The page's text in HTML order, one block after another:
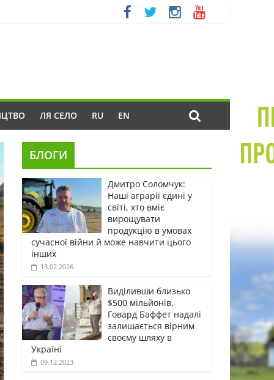
ЛЯ СЕЛО RU EN
БЛОГИ
Дмитро Соломчук:
Наші аграрії єдині у
світі, хто вміє
вирощувати
продукцію в умовах
сучасної війни й може навчити цього
інших
13.02.2026
Виділивши близько
$500 мільйонів,
Говард Баффет надалі
залишається вірним
своєму шляху в
Україні
09.12.2023